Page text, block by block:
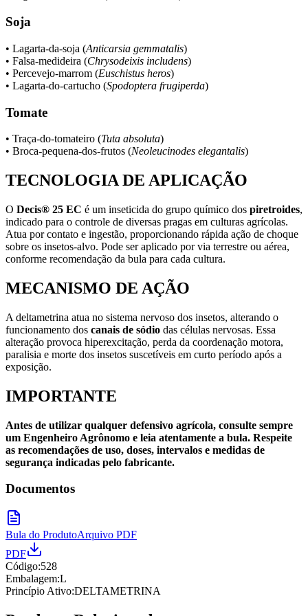
Soja
• Lagarta-da-soja (Anticarsia gemmatalis)
• Falsa-medideira (Chrysodeixis includens)
• Percevejo-marrom (Euschistus heros)
• Lagarta-do-cartucho (Spodoptera frugiperda)
Tomate
• Traça-do-tomateiro (Tuta absoluta)
• Broca-pequena-dos-frutos (Neoleucinodes elegantalis)
TECNOLOGIA DE APLICAÇÃO
O Decis® 25 EC é um inseticida do grupo químico dos piretroides,
indicado para o controle de diversas pragas em culturas agrícolas.
Atua por contato e ingestão, proporcionando rápida ação de choque
sobre os insetos-alvo. Pode ser aplicado por via terrestre ou aérea,
conforme recomendação da bula para cada cultura.
MECANISMO DE AÇÃO
A deltametrina atua no sistema nervoso dos insetos, alterando o
funcionamento dos canais de sódio das células nervosas. Essa
alteração provoca hiperexcitação, perda da coordenação motora,
paralisia e morte dos insetos suscetíveis em curto período após a
exposição.
IMPORTANTE
Antes de utilizar qualquer defensivo agrícola, consulte sempre
um Engenheiro Agrônomo e leia atentamente a bula. Respeite
as recomendações de uso, doses, intervalos e medidas de
segurança indicadas pelo fabricante.
Documentos
Bula do ProdutoArquivo PDF
PDF
Código:528
Embalagem:L
Princípio Ativo:DELTAMETRINA